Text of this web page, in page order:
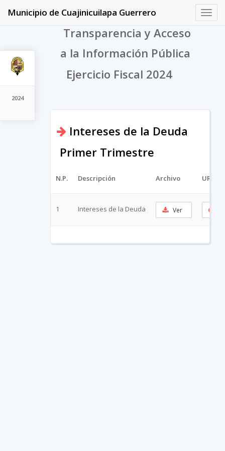
2024
Municipio de Cuajinicuilapa Guerrero
Transparencia y Acceso
a la Información Pública
Ejercicio Fiscal 2024
Intereses de la Deuda
Primer Trimestre
N.P. Descripción Archivo URL
1 Intereses de la Deuda Ver